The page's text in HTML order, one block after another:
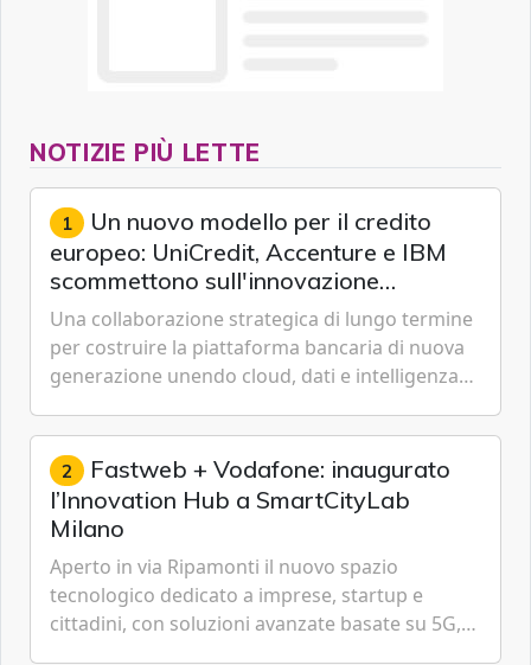
NOTIZIE PIÙ LETTE
1 Un nuovo modello per il credito
europeo: UniCredit, Accenture e IBM
scommettono sull'innovazione
tecnologica
Una collaborazione strategica di lungo termine
per costruire la piattaforma bancaria di nuova
generazione unendo cloud, dati e intelligenza
2 Fastweb + Vodafone: inaugurato
l’Innovation Hub a SmartCityLab
Milano
Aperto in via Ripamonti il nuovo spazio
tecnologico dedicato a imprese, startup e
cittadini, con soluzioni avanzate basate su 5G,